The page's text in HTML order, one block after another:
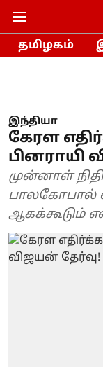
தமிழகம்
இந்தியா
கேரள
பினராயி
முன்னாள்
பாலகோபால்
ஆகக்கூடும்